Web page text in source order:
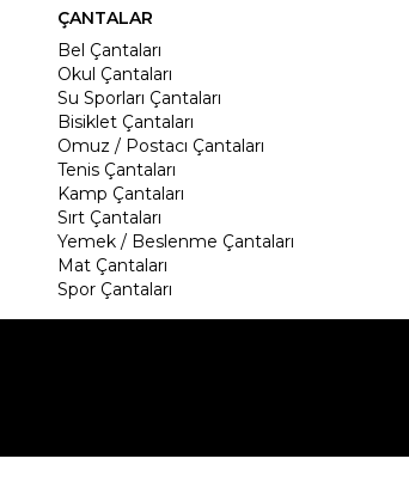
ÇANTALAR
Bel Çantaları
Okul Çantaları
Su Sporları Çantaları
Bisiklet Çantaları
Omuz / Postacı Çantaları
Tenis Çantaları
Kamp Çantaları
Sırt Çantaları
Yemek / Beslenme Çantaları
Mat Çantaları
Spor Çantaları